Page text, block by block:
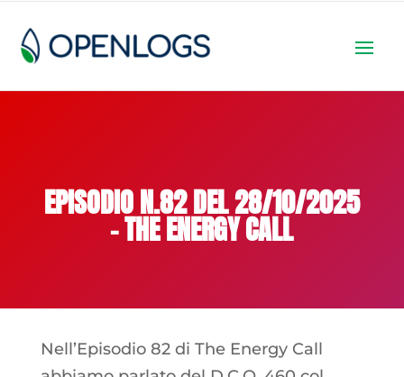
EPISODIO N.82 DEL 28/10/2025
– THE ENERGY CALL
Nell’Episodio 82 di The Energy Call